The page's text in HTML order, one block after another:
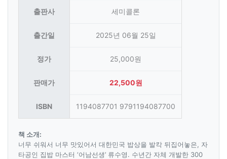
출판사 세미콜론
출간일 2025년 06월 25일
정가 25,000원
판매가 22,500원
ISBN 1194087701 9791194087700
책 소개:
너무 쉬워서 너무 맛있어서 대한민국 밥상을 발칵 뒤집어놓은, 자
타공인 집밥 마스터 ‘어남선생’ 류수영. 수년간 자체 개발한 300